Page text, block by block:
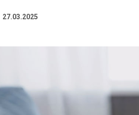
27.03.2025